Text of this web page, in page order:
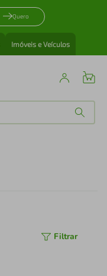
Quero
Imóveis e Veículos
Filtrar